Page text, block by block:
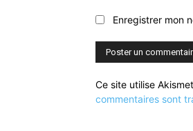
Enregistrer mon
Ce site utilise
commentaires sont